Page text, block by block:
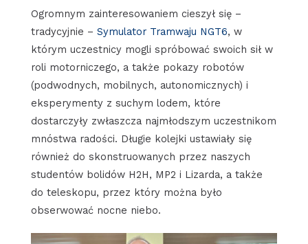
Ogromnym zainteresowaniem cieszył się –
tradycyjnie – Symulator Tramwaju NGT6, w
którym uczestnicy mogli spróbować swoich sił w
roli motorniczego, a także pokazy robotów
(podwodnych, mobilnych, autonomicznych) i
eksperymenty z suchym lodem, które
dostarczyły zwłaszcza najmłodszym uczestnikom
mnóstwa radości. Długie kolejki ustawiały się
również do skonstruowanych przez naszych
studentów bolidów H2H, MP2 i Lizarda, a także
do teleskopu, przez który można było
obserwować nocne niebo.